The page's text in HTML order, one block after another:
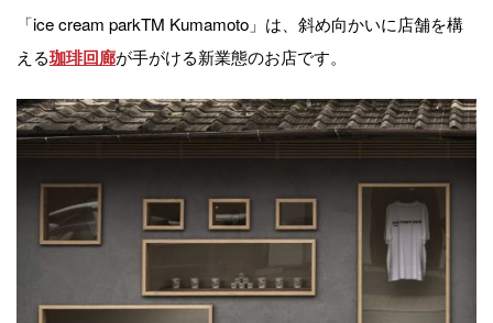
「ice cream parkTM Kumamoto」は、斜め向かいに店舗を構
える珈琲回廊が手がける新業態のお店です。